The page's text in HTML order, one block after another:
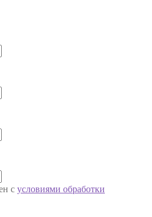
с условиями обработки